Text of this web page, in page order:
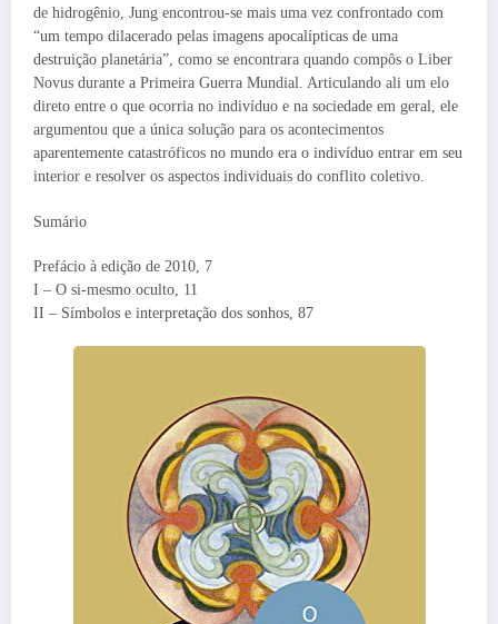
de hidrogênio, Jung encontrou-se mais uma vez confrontado com
“um tempo dilacerado pelas imagens apocalípticas de uma
destruição planetária”, como se encontrara quando compôs o Liber
Novus durante a Primeira Guerra Mundial. Articulando ali um elo
direto entre o que ocorria no indivíduo e na sociedade em geral, ele
argumentou que a única solução para os acontecimentos
aparentemente catastróficos no mundo era o indivíduo entrar em seu
interior e resolver os aspectos individuais do conflito coletivo.
Sumário
Prefácio à edição de 2010, 7
I – O si-mesmo oculto, 11
II – Símbolos e interpretação dos sonhos, 87